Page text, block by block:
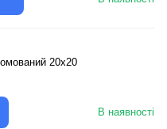
20х20
В наявності